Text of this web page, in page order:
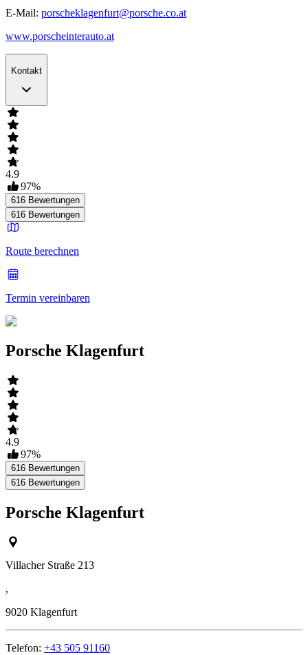
E-Mail: porscheklagenfurt@porsche.co.at
www.porscheinterauto.at
Kontakt
4.9
97%
616 Bewertungen
616 Bewertungen
Route berechnen
Termin vereinbaren
Porsche Klagenfurt
4.9
97%
616 Bewertungen
616 Bewertungen
Porsche Klagenfurt
Villacher Straße 213
,
9020 Klagenfurt
Telefon: +43 505 91160